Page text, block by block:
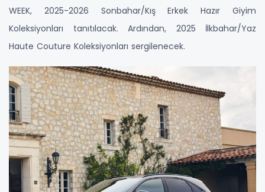
WEEK, 2025-2026 Sonbahar/Kış Erkek Hazır Giyim
Koleksiyonları tanıtılacak. Ardından, 2025 İlkbahar/Yaz
Haute Couture Koleksiyonları sergilenecek.